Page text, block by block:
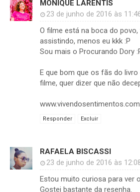
MONIQUE LARENTIS
23 de junho de 2016 às
O filme está na boca do
assistindo, menos eu kkk :P
Sou mais o Procurando Dory
E que bom que os fãs do
filme, quer dizer que não
Responder Excluir
RAFAELA BISCASSI
23 de junho de 2016 às
Estou muito curiosa para ver
Gostei bastante da resenha.